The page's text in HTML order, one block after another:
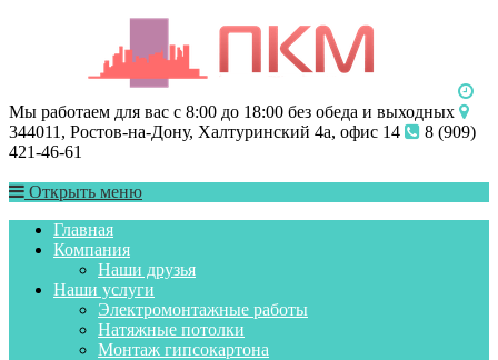
Мы работаем для вас с 8:00 до 18:00 без обеда и выходных
344011, Ростов-на-Дону, Халтуринский 4а, офис 14
8 (909)
421-46-61
Открыть меню
Главная
Компания
Наши друзья
Наши услуги
Электромонтажные работы
Натяжные потолки
Монтаж гипсокартона